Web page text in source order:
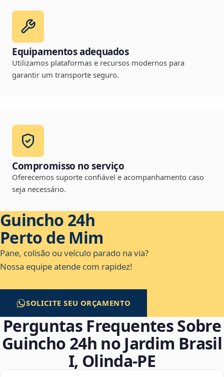
Equipamentos adequados
Utilizamos plataformas e recursos modernos para
garantir um transporte seguro.
Compromisso no serviço
Oferecemos suporte confiável e acompanhamento caso
seja necessário.
Guincho 24h
Perto de Mim
Pane, colisão ou veículo parado na via?
Nossa equipe atende com rapidez!
SOLICITE SEU ORÇAMENTO
Perguntas Frequentes Sobre
Guincho 24h no Jardim Brasil
I, Olinda‑PE